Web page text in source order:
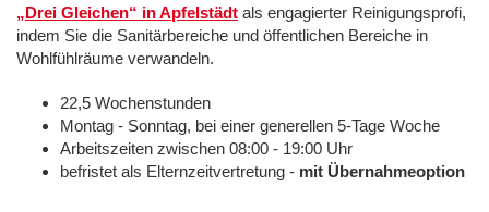
„Drei Gleichen“ in Apfelstädt als engagierter Reinigungsprofi,
indem Sie die Sanitärbereiche und öffentlichen Bereiche in
Wohlfühlräume verwandeln.
22,5 Wochenstunden
Montag - Sonntag, bei einer generellen 5-Tage Woche
Arbeitszeiten zwischen 08:00 - 19:00 Uhr
befristet als Elternzeitvertretung - mit Übernahmeoption